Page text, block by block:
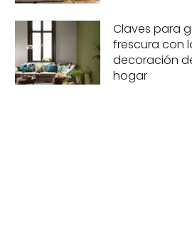
Claves para
frescura con
decoración
hogar